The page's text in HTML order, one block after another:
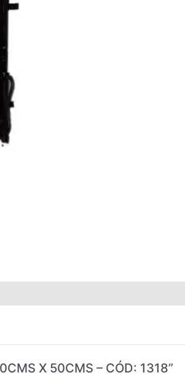
X 50CMS – CÓD: 1318”